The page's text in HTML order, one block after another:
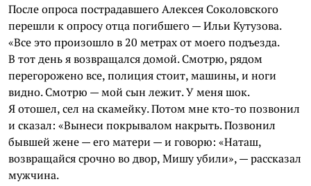
После опроса пострадавшего Алексея Соколовского
перешли к опросу отца погибшего — Ильи Кутузова.
«Все это произошло в 20 метрах от моего подъезда.
В тот день я возвращался домой. Смотрю, рядом
перегорожено все, полиция стоит, машины, и ноги
видно. Смотрю — мой сын лежит. У меня шок.
Я отошел, сел на скамейку. Потом мне кто-то позвонил
и сказал: «Вынеси покрывалом накрыть. Позвонил
бывшей жене — его матери — и говорю: «Наташ,
возвращайся срочно во двор, Мишу убили», — рассказал
мужчина.